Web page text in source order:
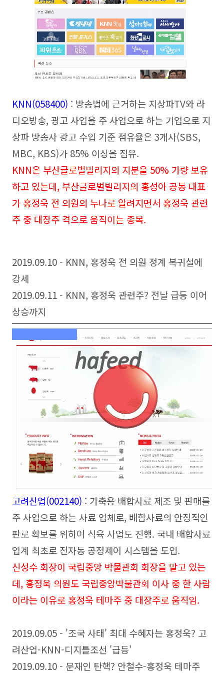
KNN(058400) : 방송법에 근거하는 지상파TV와 라
디오방송, 광고 사업을 주 사업으로 하는 기업으로 지
상파 방송사 광고 수입 기준 점유율은 3개사(SBS,
MBC, KBS)가 85% 이상을 점유.
KNN은 부산글로벌빌리지의 지분을 50% 가량 보유
하고 있는데, 부산글로벌빌리지의 홍성아 공동 대표
가 홍정욱 전 의원의 누나로 알려지면서 홍정욱 관련
주 중 대장주 격으로 움직이는 종목.
2019.09.10 - KNN, 홍정욱 전 의원 정계 복귀설에
강세
2019.09.11 - KNN, 홍정욱 관련주? 전날 급등 이어
상승까지
고려산업(002140) : 가축용 배합사료 제조 및 판매를
주 사업으로 하는 사료 업체로, 배합사료의 안정적인
판로 확보를 위하여 식육 사업도 진행. 국내 배합사료
업계 최초로 전자동 공정제어 시스템을 도입.
신성수 회장이 국립중앙 박물관회 회장을 맡고 있는
데, 홍정욱 의원도 국립중앙박물관회 이사 중 한 사람
이라는 이유로 홍정욱 테마주 중 대장주로 움직임.
2019.09.05 - '조국 사태' 최대 수혜자는 홍정욱? 고
려산업-KNN-디지틀조선 '급등'
2019.09.10 - 문재인 탄핵? 안철수-홍정욱 테마주